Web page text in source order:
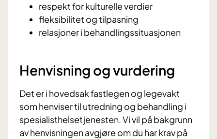
respekt for kulturelle verdier
fleksibilitet og tilpasning
relasjoner i behandlingssituasjonen
Henvisning og vurdering
Det er i hovedsak fastlegen og legevakt
som henviser til utredning og behandling i
spesialisthelsetjenesten. Vi vil på bakgrunn
av henvisningen avgjøre om du har krav på